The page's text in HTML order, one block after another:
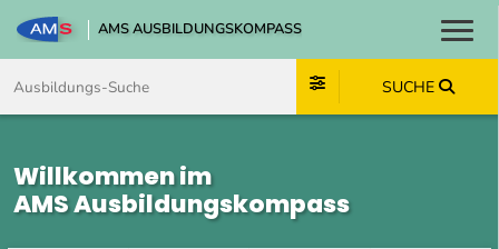
AMS AUSBILDUNGSKOMPASS
SUCHE
Willkommen im
AMS Ausbildungskompass